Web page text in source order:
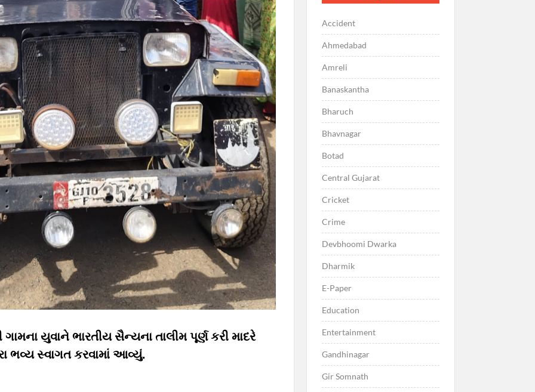
ગામના યુવાને ભારતીય સૈન્યના તાલીમ પૂર્ણ કરી માદરે
ભવ્ય સ્વાગત કરવામાં આવ્યું.
Accident
Ahmedabad
Amreli
Banaskantha
Bharuch
Bhavnagar
Botad
Central Gujarat
Cricket
Crime
Devbhoomi Dwarka
Dharmik
E-Paper
Education
Entertainment
Gandhinagar
Gir Somnath